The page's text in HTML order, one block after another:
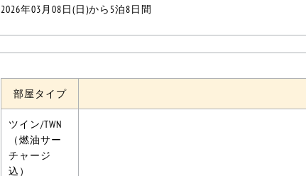
2026年03月08日(日)から5泊8日間
部屋タイプ
ツイン/TWN
（燃油サー
チャージ
込）